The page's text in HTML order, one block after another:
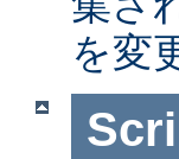
を変